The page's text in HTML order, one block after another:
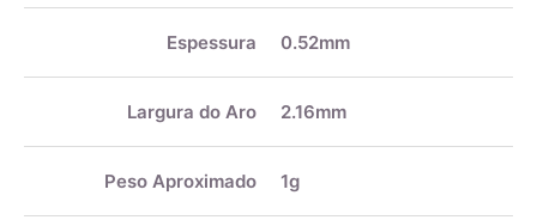
Espessura 0.52mm
Largura do Aro 2.16mm
Peso Aproximado 1g